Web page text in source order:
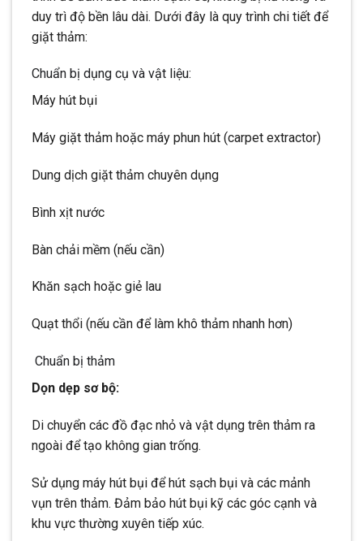
duy trì độ bền lâu dài. Dưới đây là quy trình chi tiết để
giặt thảm:
Chuẩn bị dụng cụ và vật liệu:
Máy hút bụi
Máy giặt thảm hoặc máy phun hút (carpet extractor)
Dung dịch giặt thảm chuyên dụng
Bình xịt nước
Bàn chải mềm (nếu cần)
Khăn sạch hoặc giẻ lau
Quạt thổi (nếu cần để làm khô thảm nhanh hơn)
Chuẩn bị thảm
Dọn dẹp sơ bộ:
Di chuyển các đồ đạc nhỏ và vật dụng trên thảm ra
ngoài để tạo không gian trống.
Sử dụng máy hút bụi để hút sạch bụi và các mảnh
vụn trên thảm. Đảm bảo hút bụi kỹ các góc cạnh và
khu vực thường xuyên tiếp xúc.